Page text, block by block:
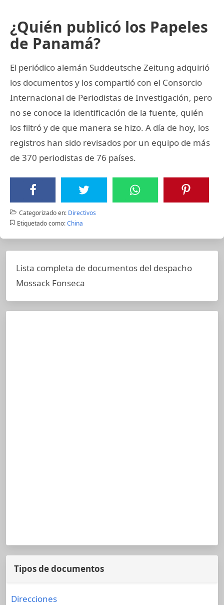
¿Quién publicó los Papeles
de Panamá?
El periódico alemán Suddeutsche Zeitung adquirió
los documentos y los compartió con el Consorcio
Internacional de Periodistas de Investigación, pero
no se conoce la identificación de la fuente, quién
los filtró y de que manera se hizo. A día de hoy, los
registros han sido revisados por un equipo de más
de 370 periodistas de 76 países.
Categorizado en: Directivos
Etiquetado como: China
Lista completa de documentos del despacho
Mossack Fonseca
Tipos de documentos
Direcciones